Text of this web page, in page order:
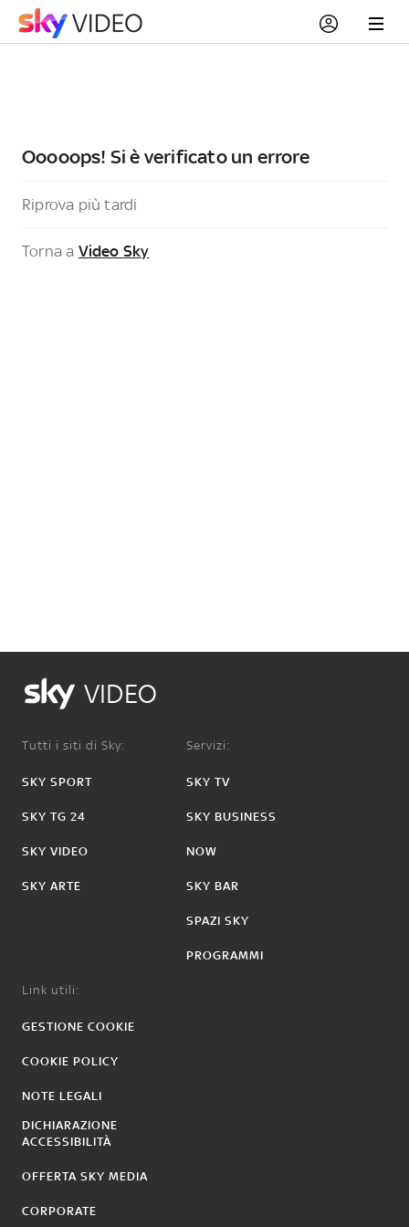
Ooooops! Si è verificato un errore
Riprova più tardi
Torna a Video Sky
VIDEO
Tutti i siti di Sky:
SKY SPORT
SKY TG 24
SKY VIDEO
SKY ARTE
Servizi:
SKY TV
SKY BUSINESS
NOW
SKY BAR
SPAZI SKY
PROGRAMMI
Link utili:
GESTIONE COOKIE
COOKIE POLICY
NOTE LEGALI
DICHIARAZIONE
ACCESSIBILITÀ
OFFERTA SKY MEDIA
CORPORATE